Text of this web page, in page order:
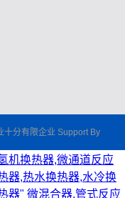
分有限企业 Support By
机换热器,微通道反应
器,热水换热器,水冷换
器" 微混合器,管式反应